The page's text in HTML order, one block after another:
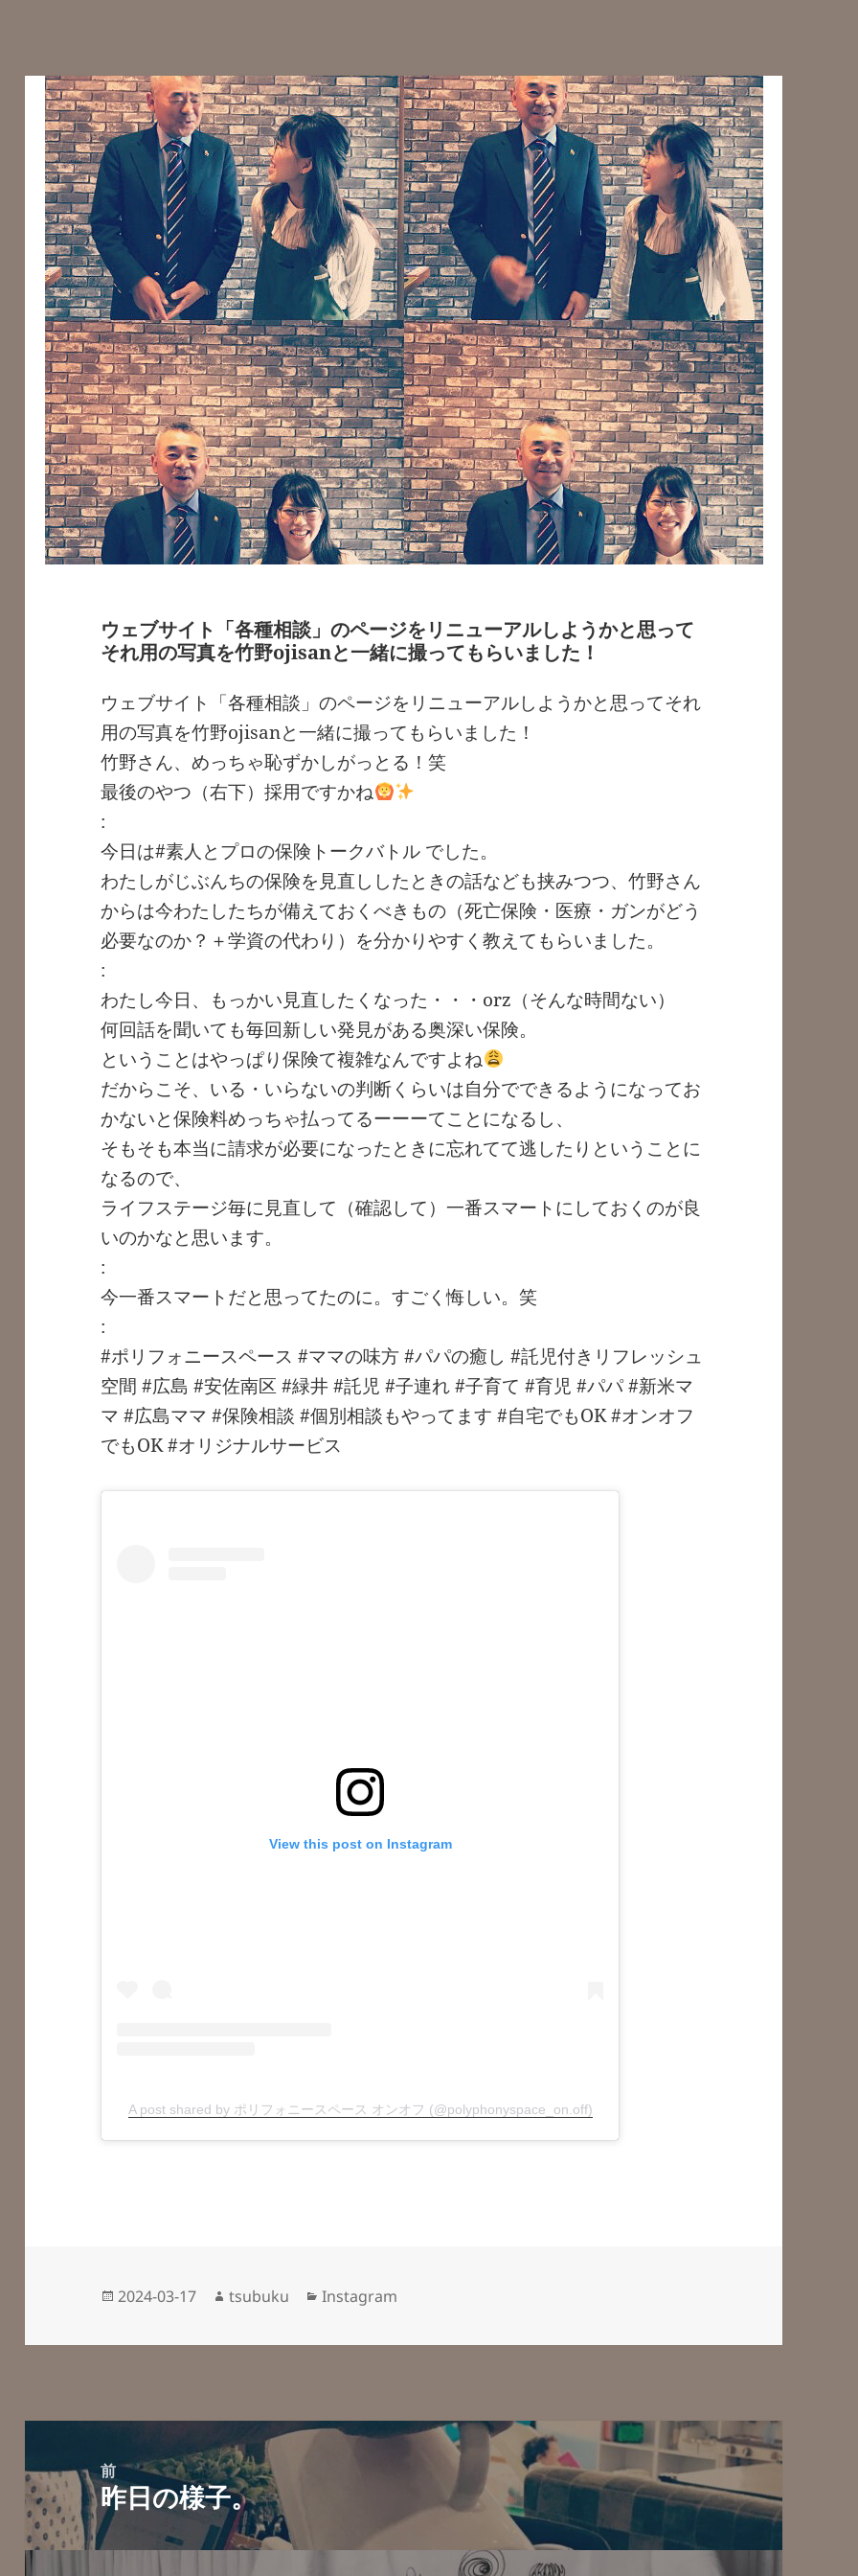
ウェブサイト「各種相談」のページをリニューアルしようかと思って
それ用の写真を竹野ojisanと一緒に撮ってもらいました！
ウェブサイト「各種相談」のページをリニューアルしようかと思ってそれ
用の写真を竹野ojisanと一緒に撮ってもらいました！
竹野さん、めっちゃ恥ずかしがっとる！笑
最後のやつ（右下）採用ですかね
:
今日は#素人とプロの保険トークバトル でした。
わたしがじぶんちの保険を見直ししたときの話なども挟みつつ、竹野さん
からは今わたしたちが備えておくべきもの（死亡保険・医療・ガンがどう
必要なのか？＋学資の代わり）を分かりやすく教えてもらいました。
:
わたし今日、もっかい見直したくなった・・・orz（そんな時間ない）
何回話を聞いても毎回新しい発見がある奥深い保険。
ということはやっぱり保険て複雑なんですよね
だからこそ、いる・いらないの判断くらいは自分でできるようになってお
かないと保険料めっちゃ払ってるーーーてことになるし、
そもそも本当に請求が必要になったときに忘れてて逃したりということに
なるので、
ライフステージ毎に見直して（確認して）一番スマートにしておくのが良
いのかなと思います。
:
今一番スマートだと思ってたのに。すごく悔しい。笑
:
#ポリフォニースペース #ママの味方 #パパの癒し #託児付きリフレッシュ
空間 #広島 #安佐南区 #緑井 #託児 #子連れ #子育て #育児 #パパ #新米マ
マ #広島ママ #保険相談 #個別相談もやってます #自宅でもOK #オンオフ
でもOK #オリジナルサービス
View this post on Instagram
A post shared by ポリフォニースペース オンオフ (@polyphonyspace_on.off)
投
日:
2024-03-17
作
者
tsubuku
カ
ゴ
Instagram
稿
ナ
ビ
ゲ
前
前
の
投
昨日の様子。